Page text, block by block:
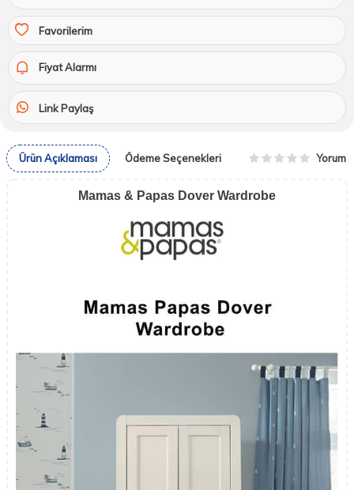
Favorilerim
Fiyat Alarmı
Link Paylaş
Ürün Açıklaması Ödeme Seçenekleri Yorum
Mamas & Papas Dover Wardrobe